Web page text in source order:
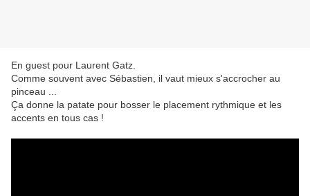
En guest pour Laurent Gatz.
Comme souvent avec Sébastien, il vaut mieux s'accrocher au
pinceau ...
Ça donne la patate pour bosser le placement rythmique et les
accents en tous cas !